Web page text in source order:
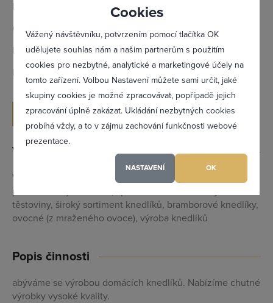
Cookies
Vážený návštěvníku, potvrzením pomocí tlačítka OK
udělujete souhlas nám a našim partnerům s použitím
cookies pro nezbytné, analytické a marketingové účely na
tomto zařízení. Volbou Nastavení můžete sami určit, jaké
skupiny cookies je možné zpracovávat, popřípadě jejich
zpracování úplně zakázat. Ukládání nezbytných cookies
probíhá vždy, a to v zájmu zachování funkčnosti webové
prezentace.
NASTAVENÍ OK
Kontaktní osoba:
Petr Vaníček - jednatel
Otevírací doba:
Dle telefonické domluvy.
IČ:
01947982
DIČ:
CZ01947982
ODESLAT POPTÁVKU
Výrobky a služby
Výroba domácích knedlíků, houskové knedlíky, knedlíky
plněné uzeným masem, špekové karlovarské vaječné
těstoviny, široký sortiment knedlíků, bramborové knedlíky,
ovocné (z mraženého ovoce), výroba knedlíků
Popis činnosti
abýváme se výrobou domácích knedlíků. Nabízíme chutné
výrobky vysoké kvality.
Zapomněl(a) jsem heslo
Registrovat se
Maximální zviditelnění ve výpisu firem
Profesionální přístup k Vám i Vaší firmě
PŘIDAT FIRMU